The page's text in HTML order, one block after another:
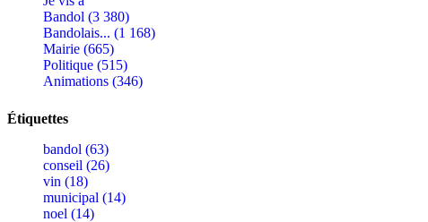
Bandol (3 380)
Bandolais... (1 168)
Mairie (665)
Politique (515)
Animations (346)
Étiquettes
bandol (63)
conseil (26)
vin (18)
municipal (14)
noel (14)